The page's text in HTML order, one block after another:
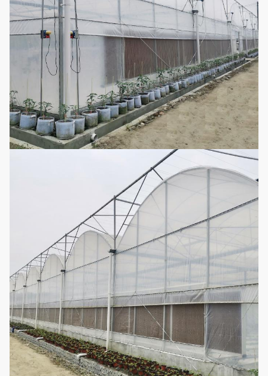
8 نظام التهوية
نوافذ جانبية ومراوح
تبريد
اختياري
نظام الري
بالتنقيط
يمكن تخصيصها
وفقًا لطول وعرض
الدفيئة
اختياري
10
نظام الرش
الجزئي
يمكن تخصيصها
وفقًا لطول وعرض
اختياري
11
من السهل تجميع
دفيئة التعتيم
التلقائي للحرمان
من الضوء
سرير
سرير البذر المتحرك اختياري
الزراعة
المائية
يمكن إعادة
استخدامها ، لا حاجة
لإضافة العناصر
الغذائية ، مريحة
وبأسعار معقولة.
اختياري